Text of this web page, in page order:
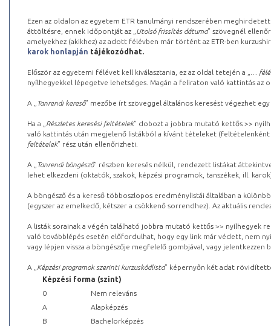
Ezen az oldalon az egyetem ETR tanulmányi rendszerében
áttöltésre, ennek időpontját az „ Utolsó frissítés dátuma” szövegnél
amelyekhez (akikhez) az adott félévben már történt az ETR-ben
karok honlapján tájékozódhat.
Először az egyetemi félévet kell kiválasztania, ez az oldal tetején a „
…
nyílhegyekkel lépegetve lehetséges. Magán a feliraton való kattintás az
A „ Tanrendi kereső” mezőbe írt szöveggel általános keresést végezhet
Ha a „ Részletes keresési feltételek” dobozt a jobbra mutató kettős >>
való kattintás után megjelenő listákból a kívánt tételeket (feltételenként
feltételek” rész után ellenőrizheti.
A „ Tanrendi böngésző” részben keresés nélkül, rendezett listákat
lehet elkezdeni (oktatók, szakok, képzési programok, tanszékek, ill.
A böngésző és a kereső többoszlopos eredménylistái általában a
(egyszer az emelkedő, kétszer a csökkenő sorrendhez). Az aktuális
A listák sorainak a végén található jobbra mutató kettős >> nyílhegyek
való továbblépés esetén előfordulhat, hogy egy link már védett, nem
vagy lépjen vissza a böngészője megfelelő gombjával, vagy
A „ Képzési programok szerinti kurzuskódlista” képernyőn két adat
Képzési forma (szint)
0
Nem releváns
A
Alapképzés
B
Bachelorképzés